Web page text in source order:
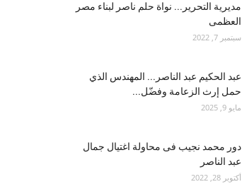
مديرية التحرير... نواة حلم ناصر لبناء مصر
العظمى
سبتمبر 7, 2022
عبد الحكيم عبد الناصر... المهندس الذي
حمل إرث الزعامة وفضّل...
مايو 9, 2025
دور محمد نجيب فى محاولة اغتيال جمال
عبد الناصر
أكتوبر 28, 2022